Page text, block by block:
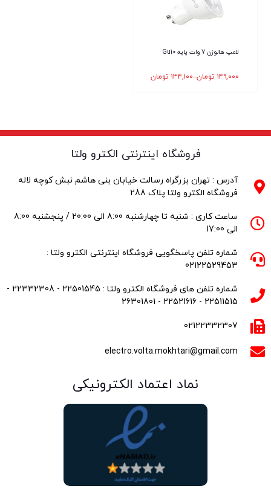
لامپ هالوژن 7 وات پایه Gu10
۱۴۹,۰۰۰ تومان–۱۳۴,۱۰۰ تومان
فروشگاه اینترنتی الکترو ولتا
آدرس : تهران بزرگراه رسالت خیابان بنی هاشم نبش کوچه لاله
فروشگاه الکترو ولتا پلاک 288
ساعت کاری : شنبه تا چهارشنبه 8:00 الی 20:00 / پنجشنبه 8:00
الی 17:00
شماره تلفن پاسخگویی فروشگاه اینترنتی الکترو ولتا :
02122529453
شماره تلفن های فروشگاه الکترو ولتا : 22501545 - 22332308 -
22511515 - 22521616 - 26301801
02122332307
electro.volta.mokhtari@gmail.com
نماد اعتماد الکترونیکی